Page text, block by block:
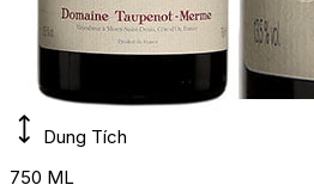
Dung Tích
750 ML